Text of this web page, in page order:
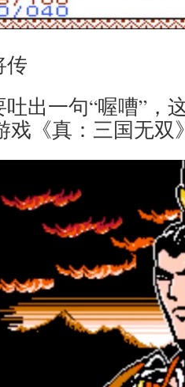
传
出一句“喔嘈”，
戏《真：三国无双